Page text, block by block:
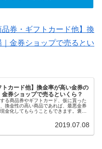
品券・ギフトカード他】換
金券ショップで売るとい
トカード他】換金率が高い金券の
金券ショップで売るといくら？
る商品券やギフトカード、仮に貰った
換金性の高い商品であれば、最悪金券
金化してもらうこともできます。褒め
ドを選ぶと、自然に利用できる店舗が多
トすることにもなります。今回は、換金
2019.07.08